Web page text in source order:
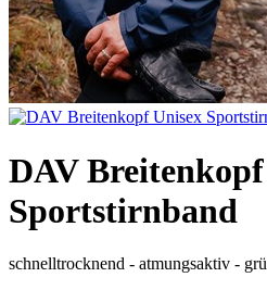
DAV
Sportstirnband
schnelltrocknend - atmungsaktiv -